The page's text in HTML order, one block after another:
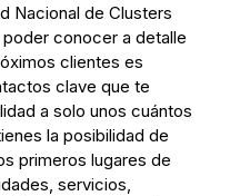
Nacional de Clusters
conocer a detalle
clientes es
clave que te
a solo unos cuántos
la posibilidad de
primeros lugares de
servicios,